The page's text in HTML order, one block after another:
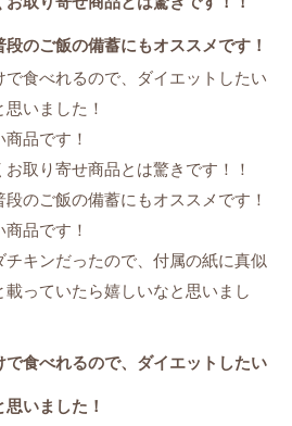
のご飯の備蓄にもオススメです！
食べれるので、ダイエットしたい
いました！
品です！
お取り寄せ商品とは驚きです！！
のご飯の備蓄にもオススメです！
品です！
チキンだったので、付属の紙に真似
載っていたら嬉しいなと思いまし
食べれるので、ダイエットしたい
いました！